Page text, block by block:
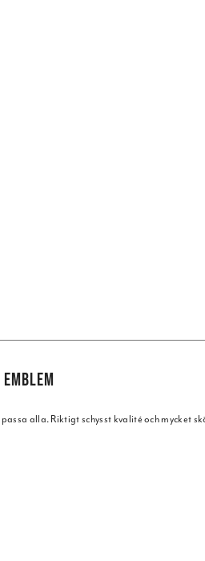
EMBLEM
alla. Riktigt schysst kvalité och mycket